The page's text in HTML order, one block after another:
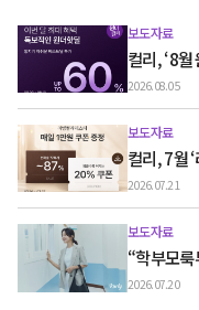
보도자료
컬리, ‘8
60% 할인
2026.08.05
보도자료
컬리, 7월
2026.07.21
보도자료
“학부모
‘스타일노
2026.07.20